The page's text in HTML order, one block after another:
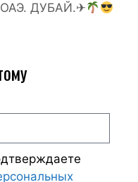
ДУБАЙ.✈